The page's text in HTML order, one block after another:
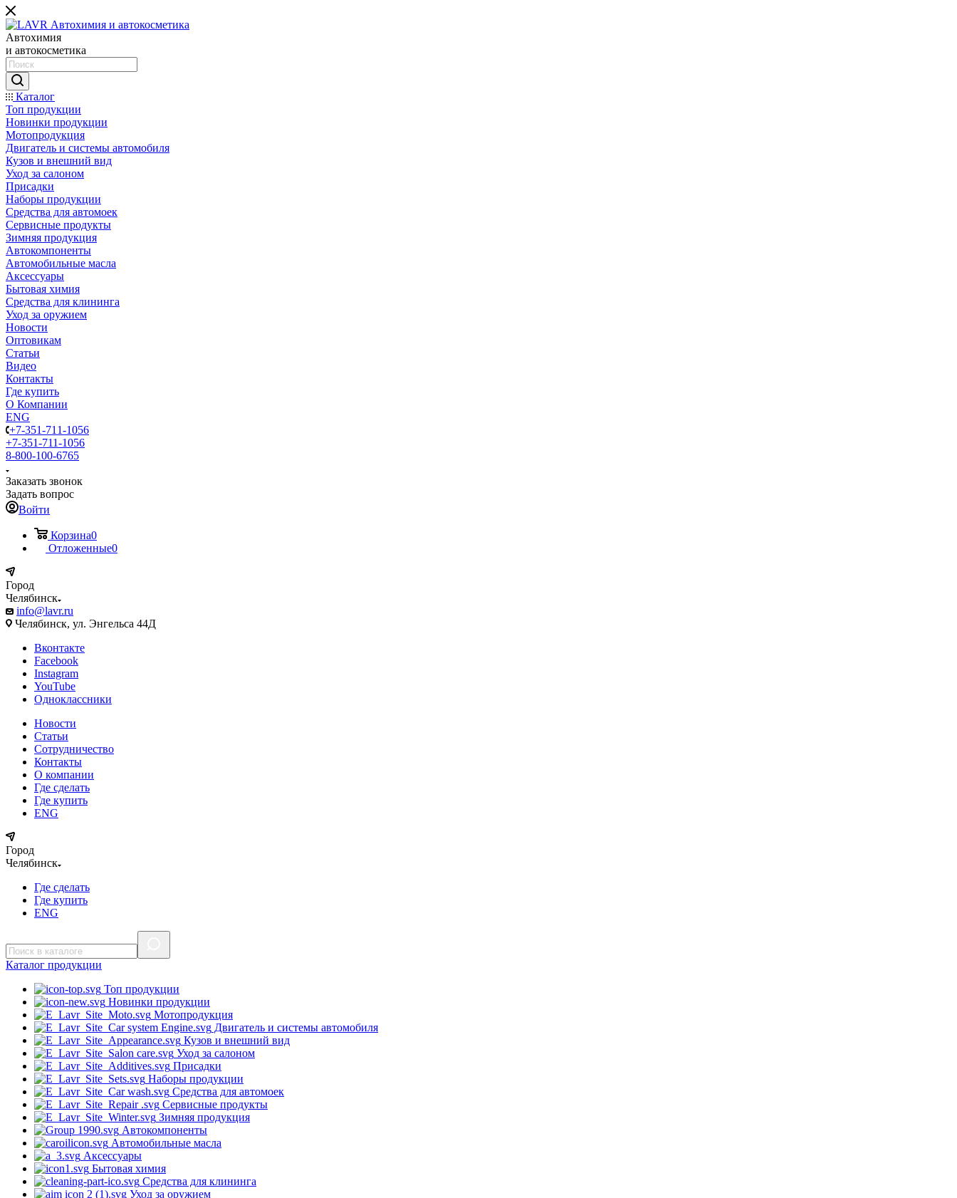
Автохимия
и автокосметика
Каталог
Топ продукции
Новинки продукции
Мотопродукция
Двигатель и системы автомобиля
Кузов и внешний вид
Уход за салоном
Присадки
Наборы продукции
Средства для автомоек
Сервисные продукты
Зимняя продукция
Автокомпоненты
Автомобильные масла
Аксессуары
Бытовая химия
Средства для клининга
Уход за оружием
Новости
Оптовикам
Статьи
Видео
Контакты
Где купить
О Компании
ENG
+7-351-711-1056
+7-351-711-1056
8-800-100-6765
Заказать звонок
Задать вопрос
Войти
Корзина0
Отложенные0
Город
Челябинск
info@lavr.ru
Челябинск, ул. Энгельса 44Д
Вконтакте
Facebook
Instagram
YouTube
Одноклассники
Новости
Статьи
Сотрудничество
Контакты
О компании
Где сделать
Где купить
ENG
Город
Челябинск
Где сделать
Где купить
ENG
Каталог продукции
Топ продукции
Новинки продукции
Мотопродукция
Двигатель и системы автомобиля
Кузов и внешний вид
Уход за салоном
Присадки
Наборы продукции
Средства для автомоек
Сервисные продукты
Зимняя продукция
Автокомпоненты
Автомобильные масла
Аксессуары
Бытовая химия
Средства для клининга
Уход за оружием